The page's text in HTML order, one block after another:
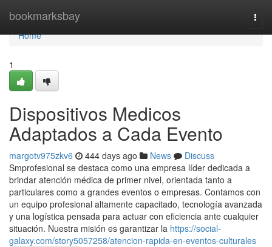
bookmarksbay
Home
Home
1
Dispositivos Medicos
Adaptados a Cada Evento
margotv975zkv6 444 days ago News
Discuss
Smprofesional se destaca como una empresa líder dedicada a
brindar atención médica de primer nivel, orientada tanto a
particulares como a grandes eventos o empresas. Contamos con
un equipo profesional altamente capacitado, tecnología avanzada
y una logística pensada para actuar con eficiencia ante cualquier
situación. Nuestra misión es garantizar la https://social-
galaxy.com/story5057258/atencion-rapida-en-eventos-culturales